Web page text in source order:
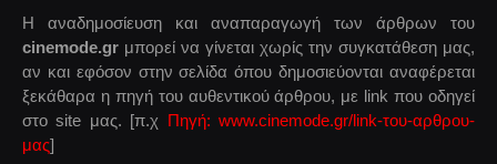
Η αναδημοσίευση και αναπαραγωγή των άρθρων του
cinemode.gr μπορεί να γίνεται χωρίς την συγκατάθεση μας,
αν και εφόσον στην σελίδα όπου δημοσιεύονται αναφέρεται
ξεκάθαρα η πηγή του αυθεντικού άρθρου, με link που οδηγεί
στο site μας. [π.χ Πηγή: www.cinemode.gr/link-του-αρθρου-
μας]